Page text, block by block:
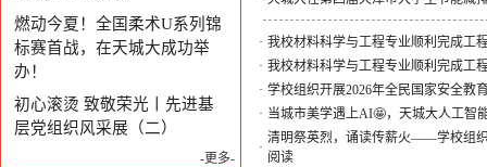
燃动今夏！全国柔术U系列锦
标赛首战，在天城大成功举
办！
初心滚烫 致敬荣光丨先进基
层党组织风采展（二）
-更多-
· 我校材料科学与工程专业顺利完成工
· 我校材料科学与工程专业顺利完成工
· 学校组织开展2026年全民国家安全教
· 当城市美学遇上AI🤩，天城大人工智
·
清明祭英烈，诵读传薪火——学校组织
阅读